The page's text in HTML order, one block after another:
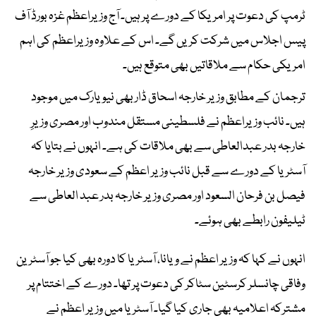
ٹرمپ کی دعوت پر امریکا کے دورے پر ہیں۔ آج وزیراعظم غزہ بورڈ آف
پیس اجلاس میں شرکت کریں گے۔ اس کے علاوہ وزیراعظم کی اہم
امریکی حکام سے ملاقاتیں بھی متوقع ہیں۔
ترجمان کے مطابق وزیر خارجہ اسحاق ڈار بھی نیویارک میں موجود
ہیں۔ نائب وزیراعظم نے فلسطینی مستقل مندوب اور مصری وزیرِ
خارجہ بدر عبدالعاطی سے بھی ملاقات کی ہے۔ انہوں نے بتایا کہ
آسٹریا کے دورے سے قبل نائب وزیر اعظم کے سعودی وزیر خارجہ
فیصل بن فرحان السعود اور مصری وزیر خارجہ بدر عبد العاطی سے
ٹیلیفون رابطے بھی ہوئے۔
انہوں نے کہا کہ وزیر اعظم نے ویانا، آسٹریا کا دورہ بھی کیا جو آسٹرین
وفاقی چانسلر کرسٹین سٹاکر کی دعوت پر تھا۔ دورے کے اختتام پر
مشترکہ اعلامیہ بھی جاری کیا گیا۔ آسٹریا میں وزیر اعظم نے